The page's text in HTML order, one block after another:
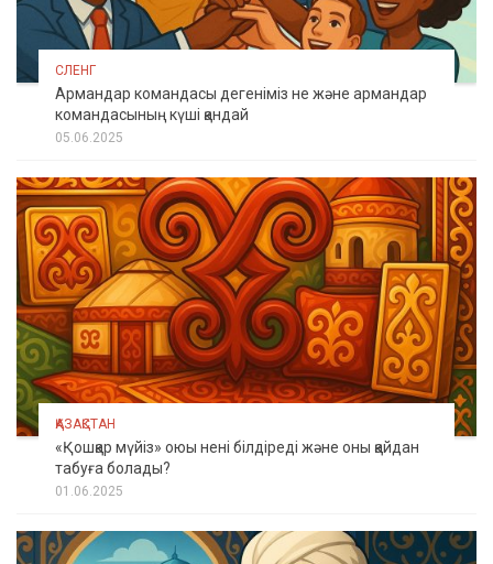
СЛЕНГ
Армандар командасы дегеніміз не және армандар
командасының күші қандай
05.06.2025
ҚАЗАҚСТАН
«Қошқар мүйіз» оюы нені білдіреді және оны қайдан
табуға болады?
01.06.2025